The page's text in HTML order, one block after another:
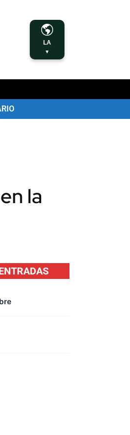
LA
▼
la